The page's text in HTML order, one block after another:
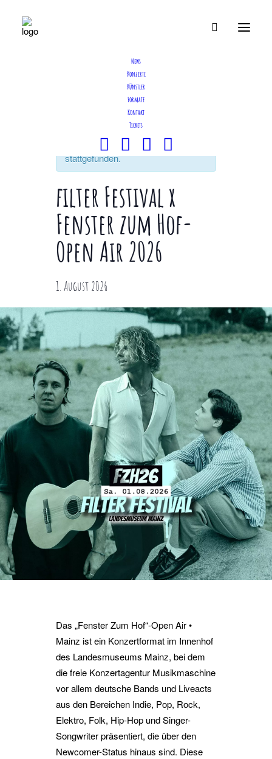
News
Konzerte
Künstler
Formate
Kontakt
Tickets
Diese Veranstaltung hat bereits
stattgefunden.
filter Festival x
Fenster zum Hof-
Open Air 2026
1. August 2026
Das „Fenster Zum Hof“-Open Air •
Mainz ist ein Konzertformat im Innenhof
des Landesmuseums Mainz, bei dem
die freie Konzertagentur Musikmaschine
vor allem deutsche Bands und Liveacts
aus den Bereichen Indie, Pop, Rock,
Elektro, Folk, Hip-Hop und Singer-
Songwriter präsentiert, die über den
Newcomer-Status hinaus sind. Diese